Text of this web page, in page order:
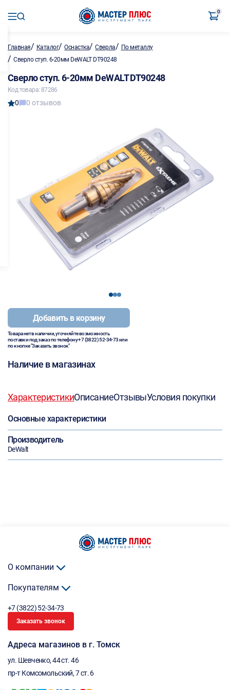
0
Главная/ Каталог/Оснастка/Сверла/ По металлу
/ Сверло ступ. 6-20мм DeWALT DT90248
Сверло ступ. 6-20мм DeWALT DT90248
Код товара: 87286
0 0 отзывов
123
Добавить в корзину
Товара нет в наличии, уточняйте возможность
поставки под заказ по телефону+7 (3822) 52-34-73или
по кнопке "Заказать звонок"
Наличие в магазинах
ХарактеристикиОписаниеОтзывыУсловия покупки
Основные характеристики
Производитель
DeWalt
О компании
Покупателям
+7 (3822) 52-34-73
Заказать звонок
Адреса магазинов в г. Томск
ул. Шевченко, 44 ст. 46
пр-т Комсомольский, 7 ст. 6